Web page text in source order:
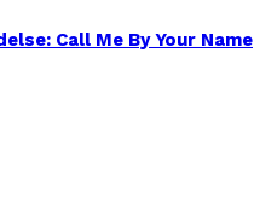
Call Me By Your Name